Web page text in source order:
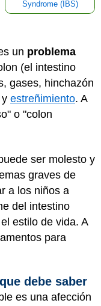
Syndrome (IBS)
un problema
(el intestino
gases, hinchazón
y estreñimiento. A
o "colon
ser molesto y
graves de
a los niños a
del intestino
estilo de vida. A
para
debe saber
es una afección